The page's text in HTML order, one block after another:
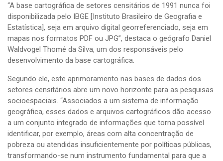
“A base cartográfica de setores censitários de 1991 nunca foi
disponibilizada pelo IBGE [Instituto Brasileiro de Geografia e
Estatística], seja em arquivo digital georreferenciado, seja em
mapas nos formatos PDF ou JPG”, destaca o geógrafo Daniel
Waldvogel Thomé da Silva, um dos responsáveis pelo
desenvolvimento da base cartográfica.
Segundo ele, este aprimoramento nas bases de dados dos
setores censitários abre um novo horizonte para as pesquisas
socioespaciais. “Associados a um sistema de informação
geográfica, esses dados e arquivos cartográficos dão acesso
a um conjunto integrado de informações que torna possível
identificar, por exemplo, áreas com alta concentração de
pobreza ou atendidas insuficientemente por políticas públicas,
transformando-se num instrumento fundamental para que a